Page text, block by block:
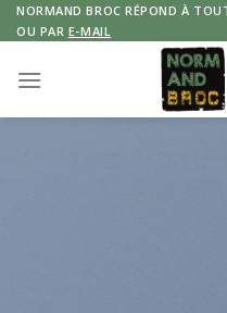
Skip
to
NORMAND BROC RÉPOND À
OU PAR E-MAIL